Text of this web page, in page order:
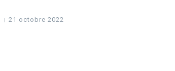
21 octobre 2022